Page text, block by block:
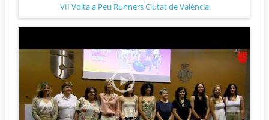
VII Volta a Peu Runners Ciutat de València